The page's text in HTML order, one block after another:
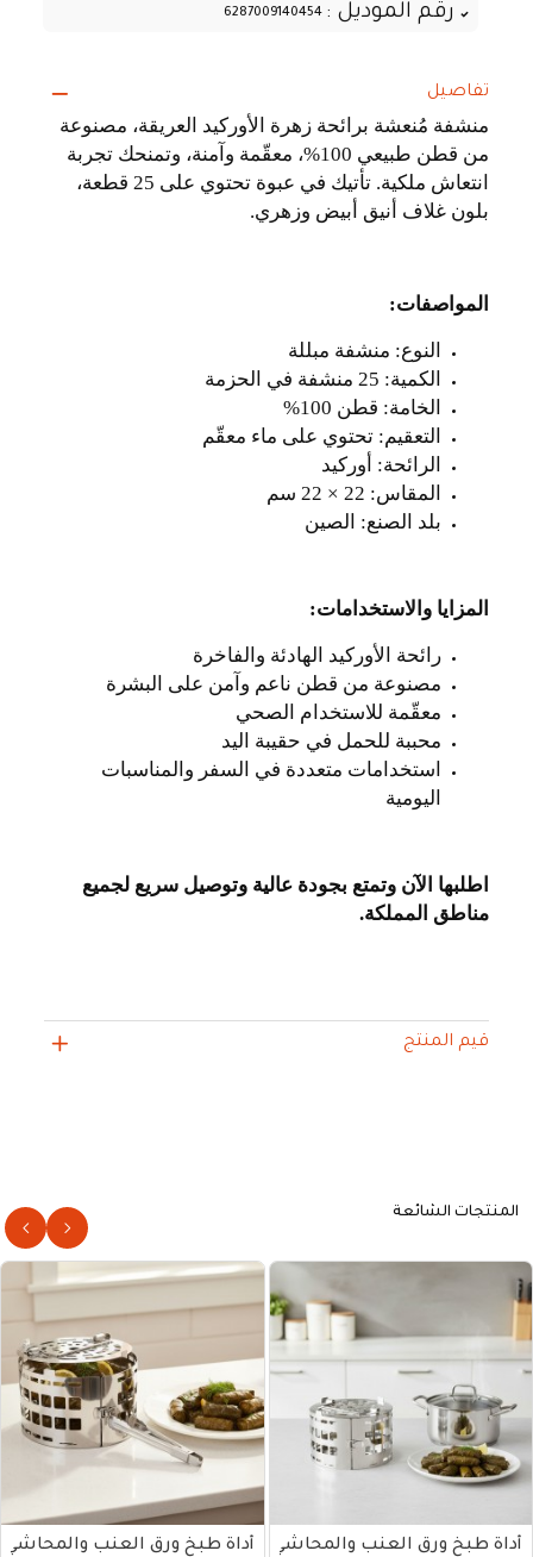
رقم الموديل : 6287009140454
تفاصيل
منشفة مُنعشة برائحة زهرة الأوركيد العريقة، مصنوعة
من قطن طبيعي 100%، معقّمة وآمنة، وتمنحك تجربة
انتعاش ملكية. تأتيك في عبوة تحتوي على 25 قطعة،
بلون غلاف أنيق أبيض وزهري.
المواصفات:
النوع: منشفة مبللة
الكمية: 25 منشفة في الحزمة
الخامة: قطن 100
%
التعقيم: تحتوي على ماء معقّم
الرائحة: أوركيد
المقاس: 22 × 22 سم
بلد الصنع: الصين
المزايا والاستخدامات:
رائحة الأوركيد الهادئة والفاخرة
مصنوعة من قطن ناعم وآمن على البشرة
معقّمة للاستخدام الصحي
محببة للحمل في حقيبة اليد
استخدامات متعددة في السفر والمناسبات
اليومية
اطلبها الآن وتمتع بجودة عالية وتوصيل سريع لجميع
مناطق المملكة.
قيم المنتج
المنتجات الشائعة
أداة طبخ ورق العنب والمحاشي 19 سم أداة طبخ ورق العنب والمحاشي 23 سم